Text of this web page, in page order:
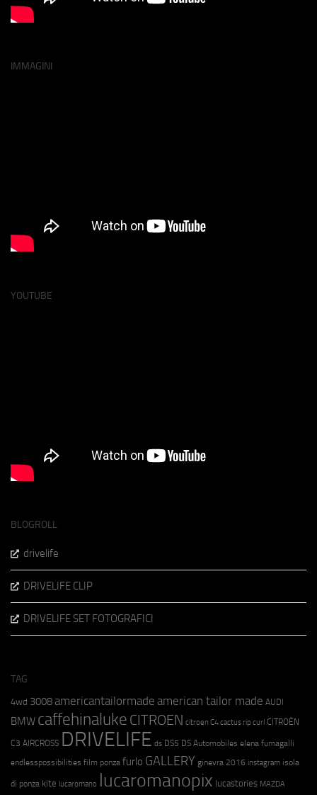
IMMAGINI
YOUTUBE
BLOGROLL
drivelife
DRIVELIFE CLIP
DRIVELIFE SET FOTOGRAFICI
TAG
4wd 3008americantailormade american tailor made AUDI
BMW caffehinaluke CITROEN citroen C4 cactus rip curl CITROËN
C3 AIRCROSS DRIVELIFE ds DS5 DS Automobiles elena fumagalli
endlesspossibilities film ponza furlo GALLERY ginevra 2016 instagram isola
di ponza kite lucaromano lucaromanopix lucastories MAZDA